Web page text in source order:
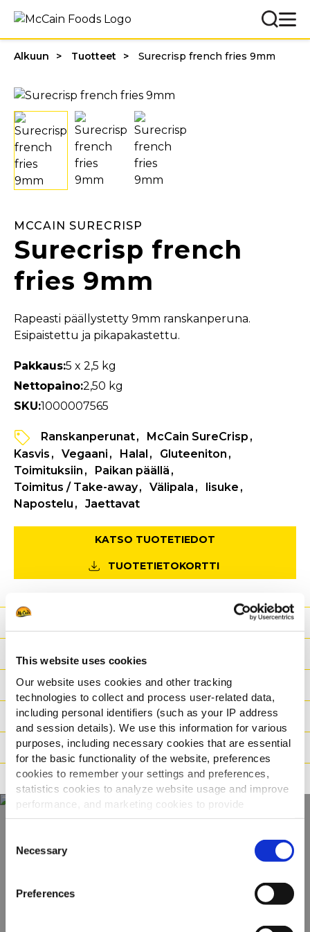
This website uses cookies
Our website uses cookies and other tracking
technologies to collect and process user-related data,
including personal identifiers (such as your IP address
and session details). We use this information for various
purposes, including necessary cookies that are essential
for the basic functionality of the website, preferences
cookies to remember your settings and preferences,
statistics cookies to analyze website usage and improve
performance, and marketing cookies to provide
personalized content and advertising.
By clicking 'Allow all cookies', you consent to the use of
all cookies. If you'd like to customize your preferences,
'Allow selection.'
To learn more about our cookies, click on "Show details."
Selection
Necessary
Preferences
Alkuun Tuotteet Surecrisp french fries 9mm
MCCAIN SURECRISP
Surecrisp french
fries 9mm
Rapeasti päällystetty 9mm ranskanperuna.
Esipaistettu ja pikapakastettu.
Pakkaus:5 x 2,5 kg
Nettopaino:2,50 kg
SKU:1000007565
Ranskanperunat
McCain SureCrisp
Kasvis
Vegaani Halal
Gluteeniton
Toimituksiin
Paikan päällä
Toimitus / Take-away
Välipala
lisuke
Napostelu
Jaettavat
KATSO TUOTETIEDOT
TUOTETIETOKORTTI
Ravintoarvot
Ainesosat
Paino/Kuljetus
Valmistusaika
Ohjeistus